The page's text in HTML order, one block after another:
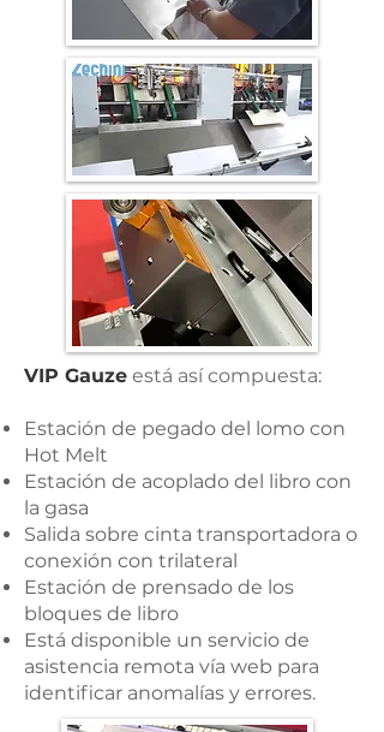
VIP Gauze está así compuesta:
Estación de pegado del lomo con
Hot Melt
Estación de acoplado del libro con
la gasa
Salida sobre cinta transportadora o
conexión con trilateral
Estación de prensado de los
bloques de libro
Está disponible un servicio de
asistencia remota vía web para
identificar anomalías y errores.